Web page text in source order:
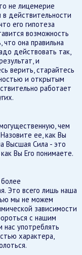
не лицемерие
в действительности
его гипотеза
возможность
она правильна
действовать так,
и
верить, старайтесь
и открытым
работает
чем
ее, как Вы
Высшая Сила - это
Вы Его понимаете.
Это всего лишь наша
мы не можем
зависимости
с нашим
употреблять
характера,